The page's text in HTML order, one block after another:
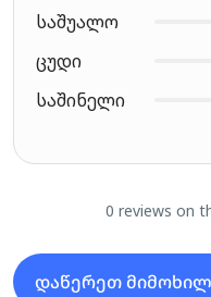
საშუალო
ცუდი
საშინელი
0 reviews on
დაწერეთ